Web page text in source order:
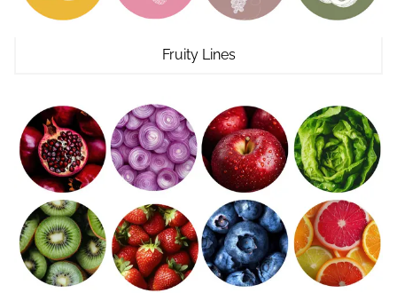
Fruity Lines